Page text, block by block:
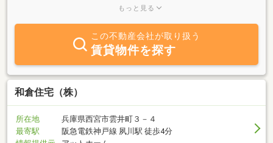
ります「礼儀と奉仕を旨とする」「報酬以上のサービスを行う」
もっと見る
この不動産会社が取り扱う
賃貸物件を探す
和倉住宅（株）
所在地
兵庫県西宮市雲井町３－４
最寄駅
阪急電鉄神戸線 夙川駅 徒歩4分